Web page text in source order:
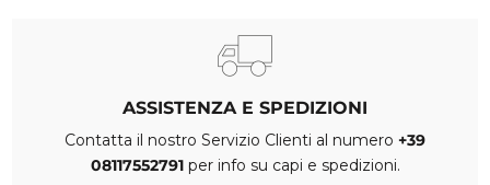
ASSISTENZA E SPEDIZIONI
Contatta il nostro Servizio Clienti al numero +39
08117552791 per info su capi e spedizioni.